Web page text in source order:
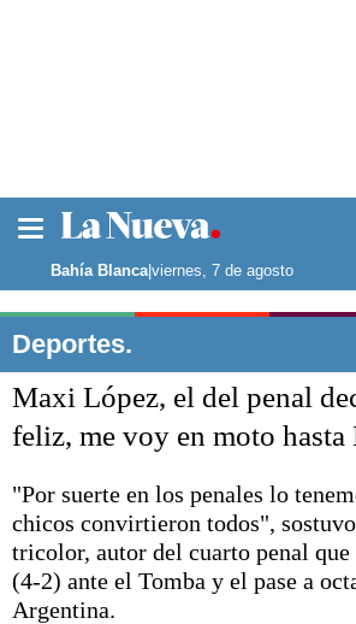
Noticias
La ciudad
Punta Alta
El mundo
Seguridad
Deportes
Escenario
Liga del Sur
Básquetbol
Fútbol
Bahía Blanca|viernes, 7 de agosto
Deportes.
Maxi López, el del penal
feliz, me voy en moto hasta
"Por suerte en los penales lo
chicos convirtieron todos",
tricolor, autor del cuarto penal
(4-2) ante el Tomba y el pase a
Argentina.